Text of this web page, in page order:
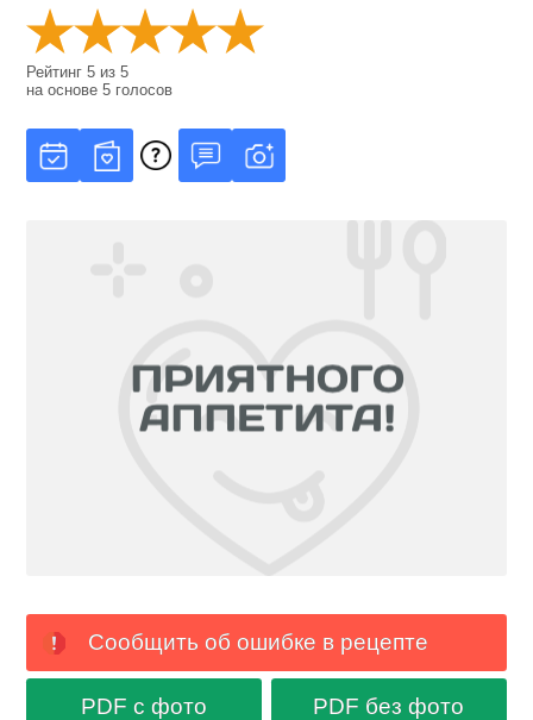
Рейтинг5 из5
на основе5 голосов
Сообщить об ошибке в рецепте
PDF с фото PDF без фото